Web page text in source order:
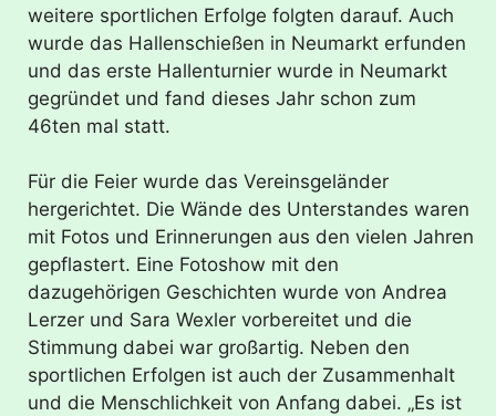
weitere sportlichen Erfolge folgten darauf. Auch
wurde das Hallenschießen in Neumarkt erfunden
und das erste Hallenturnier wurde in Neumarkt
gegründet und fand dieses Jahr schon zum
46ten mal statt.
Für die Feier wurde das Vereinsgeländer
hergerichtet. Die Wände des Unterstandes waren
mit Fotos und Erinnerungen aus den vielen Jahren
gepflastert. Eine Fotoshow mit den
dazugehörigen Geschichten wurde von Andrea
Lerzer und Sara Wexler vorbereitet und die
Stimmung dabei war großartig. Neben den
sportlichen Erfolgen ist auch der Zusammenhalt
und die Menschlichkeit von Anfang dabei. „Es ist